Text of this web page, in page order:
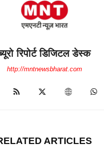
रिपोर्ट डिजिटल डेस्क
http://mntnewsbharat.com
ARTICLES